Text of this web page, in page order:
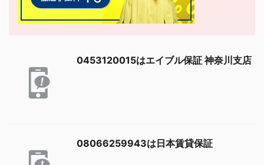
0453120015はエイブル保証 神奈川支店
08066259943は日本賃貸保証